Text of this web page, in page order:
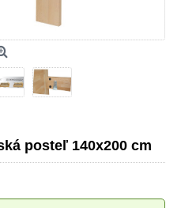
posteľ 140x200 cm